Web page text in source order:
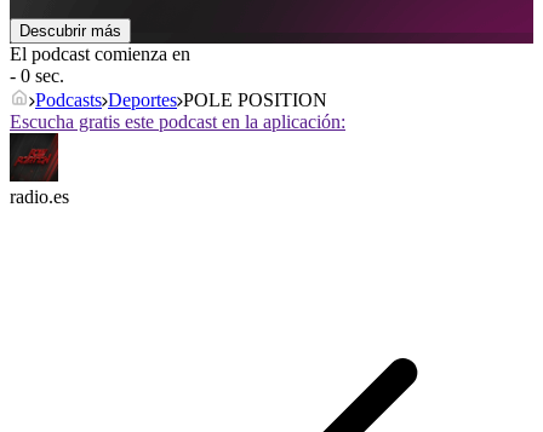
Descubrir más
El podcast comienza en
- 0 sec.
Podcasts Deportes POLE POSITION
Escucha gratis este podcast en la aplicación:
radio.es